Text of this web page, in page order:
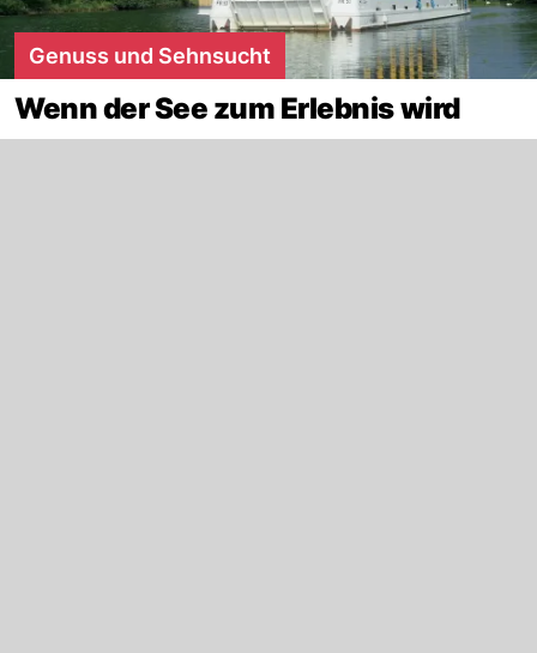
Genuss und Sehnsucht
Wenn der See zum Erlebnis wird